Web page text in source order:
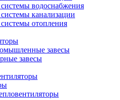
водоснабжения
канализации
отопления
завесы
завесы